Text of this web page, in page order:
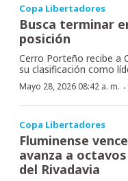
Copa Libertadores
Busca terminar
posición
Cerro Porteño recibe a
su clasificación como
Mayo 28, 2026 08:42 a. m. ·
Copa Libertadores
Fluminense
avanza a
del Rivadavia